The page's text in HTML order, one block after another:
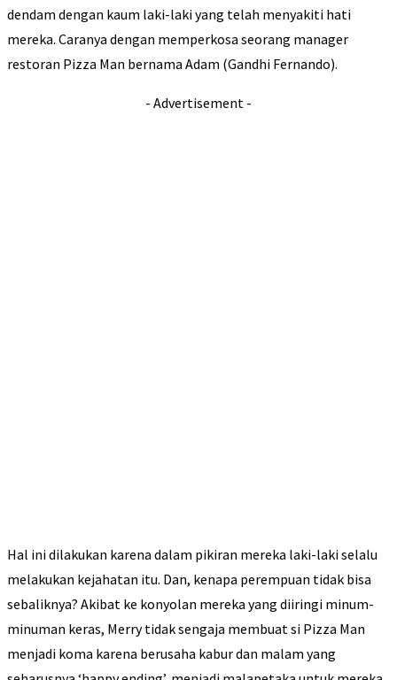
dendam dengan kaum laki-laki yang telah menyakiti hati
mereka. Caranya dengan memperkosa seorang manager
restoran Pizza Man bernama Adam (Gandhi Fernando).
- Advertisement -
Hal ini dilakukan karena dalam pikiran mereka laki-laki selalu
melakukan kejahatan itu. Dan, kenapa perempuan tidak bisa
sebaliknya? Akibat ke konyolan mereka yang diiringi minum-
minuman keras, Merry tidak sengaja membuat si Pizza Man
menjadi koma karena berusaha kabur dan malam yang